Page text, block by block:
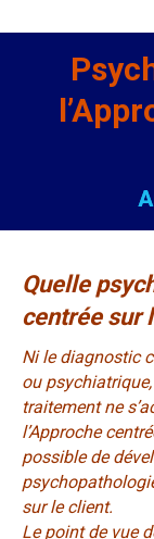
Quelle
centrée sur
Ni le diagnostic
ou
traitement ne
l’Approche
possible de
sur le client.
Le point de vue